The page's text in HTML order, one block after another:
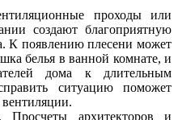
проходы или
создают благоприятную
К появлению плесени может
белья в ванной комнате, и
дома к длительным
ситуацию поможет
Просчеты архитекторов и